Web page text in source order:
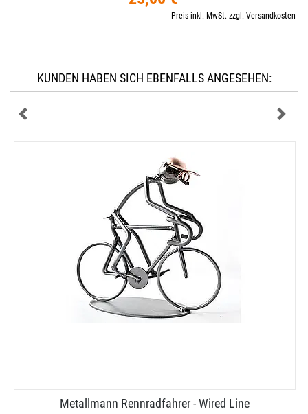
Preis inkl. MwSt. zzgl. Versandkosten
KUNDEN HABEN SICH EBENFALLS ANGESEHEN:
Metallmann Rennradfahrer - Wired Line